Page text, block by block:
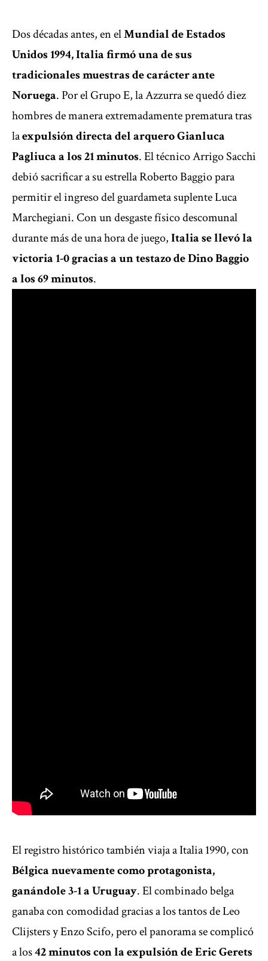
Dos décadas antes, en elMundial de Estados
Unidos 1994, Italia firmó una de sus
tradicionales muestras de carácter ante
Noruega. Por el Grupo E, la Azzurra se quedó diez
hombres de manera extremadamente prematura tras
laexpulsión directa del arquero Gianluca
Pagliuca a los 21 minutos. El técnico Arrigo Sacchi
debió sacrificar a su estrella Roberto Baggio para
permitir el ingreso del guardameta suplente Luca
Marchegiani. Con un desgaste físico descomunal
durante más de una hora de juego,Italia se llevó la
victoria 1-0 gracias a un testazo de Dino Baggio
a los 69 minutos.
El registro histórico también viaja a Italia 1990, con
Bélgica nuevamente como protagonista,
ganándole 3-1 a Uruguay. El combinado belga
ganaba con comodidad gracias a los tantos de Leo
Clijsters y Enzo Scifo, pero el panorama se complicó
a los42 minutos con la expulsión de Eric Gerets